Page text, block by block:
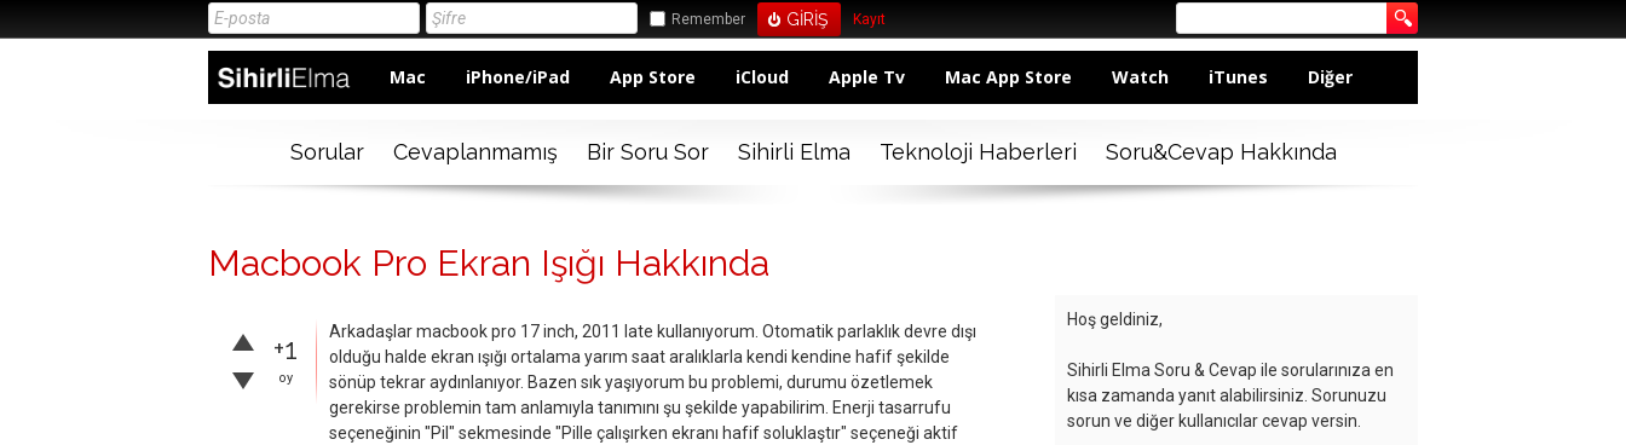
Remember Kayıt
Mac iPhone/iPad App Store iCloud Apple Tv Mac App Store Watch iTunes Diğer
Sorular Cevaplanmamış Bir Soru Sor Sihirli Elma Teknoloji Haberleri Soru&Cevap Hakkında
Macbook Pro Ekran Işığı Hakkında
+1
oy
Arkadaşlar macbook pro 17 inch, 2011 late kullanıyorum. Otomatik parlaklık devre dışı
olduğu halde ekran ışığı ortalama yarım saat aralıklarla kendi kendine hafif şekilde
sönüp tekrar aydınlanıyor. Bazen sık yaşıyorum bu problemi, durumu özetlemek
gerekirse problemin tam anlamıyla tanımını şu şekilde yapabilirim. Enerji tasarrufu
seçeneğinin "Pil" sekmesinde "Pille çalışırken ekranı hafif soluklaştır" seçeneği aktif
Hoş geldiniz,
Sihirli Elma Soru & Cevap ile sorularınıza en
kısa zamanda yanıt alabilirsiniz. Sorunuzu
sorun ve diğer kullanıcılar cevap versin.